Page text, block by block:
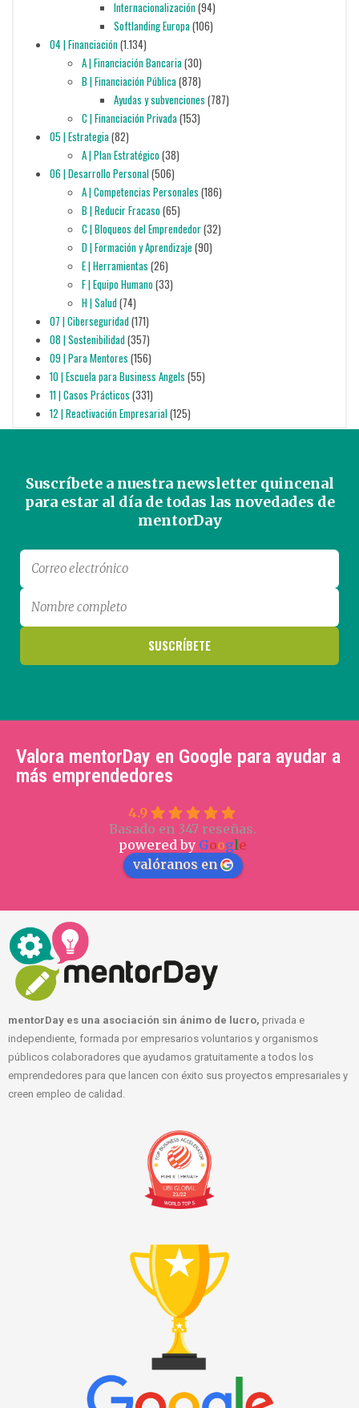
Internacionalización(94)
Softlanding Europa(106)
04 | Financiación(1.134)
A | Financiación Bancaria(30)
B | Financiación Pública(878)
Ayudas y subvenciones (787)
C | Financiación Privada(153)
05 | Estrategia(82)
A | Plan Estratégico(38)
06 | Desarrollo Personal(506)
A | Competencias Personales (186)
B | Reducir Fracaso(65)
C | Bloqueos del Emprendedor(32)
D | Formación y Aprendizaje (90)
E | Herramientas (26)
F | Equipo Humano(33)
H | Salud(74)
07 | Ciberseguridad(171)
08 | Sostenibilidad(357)
09 | Para Mentores (156)
10 | Escuela para Business Angels (55)
11 | Casos Prácticos (331)
12 | Reactivación Empresarial(125)
Suscríbete a nuestra newsletter quincenal
para estar al día de todas las novedades de
mentorDay
Valora mentorDay en Google para ayudar a
más emprendedores
4.9
Basado en 347 reseñas.
powered by Google
valóranos en
mentorDay es una asociación sin ánimo de lucro, privada e
independiente, formada por empresarios voluntarios y organismos
públicos colaboradores que ayudamos gratuitamente a todos los
emprendedores para que lancen con éxito sus proyectos empresariales y
creen empleo de calidad.